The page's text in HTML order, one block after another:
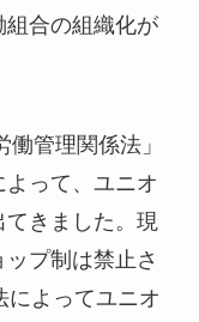
合の組織化が
管理関係法」
よって、ユニオ
きました。現
プ制は禁止さ
によってユニオ